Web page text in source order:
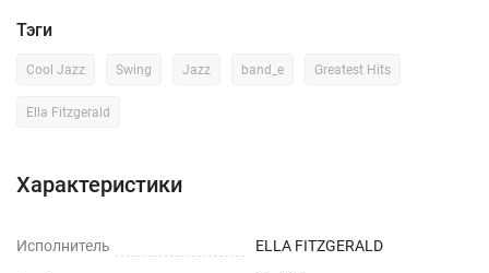
Тэги
Cool Jazz Swing Jazz band_e Greatest Hits
Ella Fitzgerald
Характеристики
Исполнитель ELLA FITZGERALD